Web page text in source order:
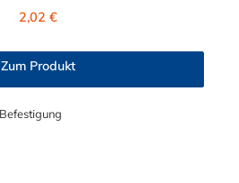
Regulärer Preis:
2,02 €
Zum Produkt